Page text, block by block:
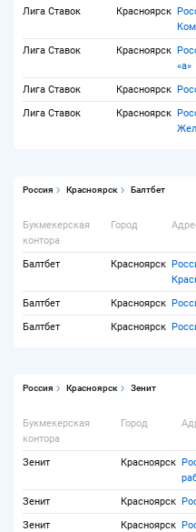
Лига Ставок
Красноярск
Лига Ставок
Красноярск
«а»
Лига Ставок
Красноярск
Лига Ставок
Красноярск
Россия Красноярск Балтбет
Букмекерская
контора
Город
Балтбет Красноярск
Балтбет
Красноярск
Балтбет
Красноярск
Россия Красноярск Зенит
Букмекерская
контора
Город
Зенит Красноярск
Зенит
Красноярск
Зенит
Красноярск